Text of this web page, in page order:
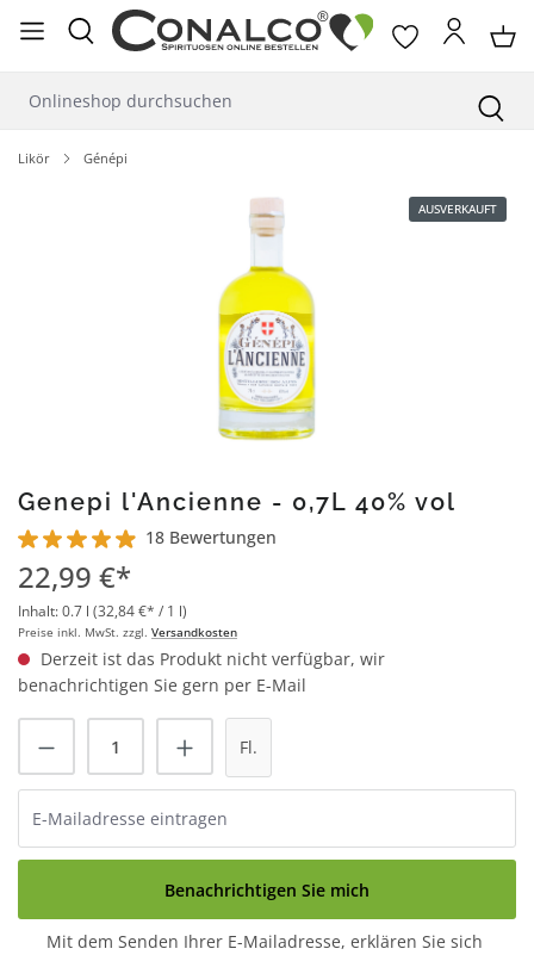
springen
Likör Génépi
AUSVERKAUFT
Genepi l'Ancienne - 0,7L 40% vol
Durchschnittliche Bewertung von 4.9 von 5 Sternen
18 Bewertungen
22,99 €*
Inhalt:0.7 l (32,84 €* / 1 l)
Preise inkl. MwSt. zzgl. Versandkosten
Derzeit ist das Produkt nicht verfügbar, wir
benachrichtigen Sie gern per E-Mail
Fl.
Benachrichtigen Sie mich
Mit dem Senden Ihrer E-Mailadresse, erklären Sie sich